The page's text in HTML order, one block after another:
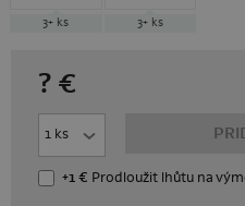
3+ ks 3+ ks
? €
+1 € Prodloužit lhůtuna